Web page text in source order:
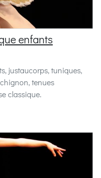
enfants
justaucorps, tuniques,
tenues
classique.